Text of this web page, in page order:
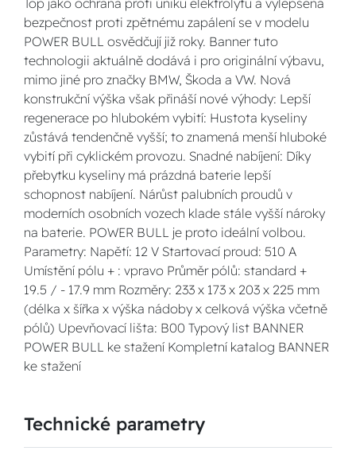
Top jako ochrana proti úniku elektrolytu a vylepšená
bezpečnost proti zpětnému zapálení se v modelu
POWER BULL osvědčují již roky. Banner tuto
technologii aktuálně dodává i pro originální výbavu,
mimo jiné pro značky BMW, Škoda a VW. Nová
konstrukční výška však přináší nové výhody: Lepší
regenerace po hlubokém vybití: Hustota kyseliny
zůstává tendenčně vyšší; to znamená menší hluboké
vybití při cyklickém provozu. Snadné nabíjení: Díky
přebytku kyseliny má prázdná baterie lepší
schopnost nabíjení. Nárůst palubních proudů v
moderních osobních vozech klade stále vyšší nároky
na baterie. POWER BULL je proto ideální volbou.
Parametry: Napětí: 12 V Startovací proud: 510 A
Umístění pólu + : vpravo Průměr pólů: standard +
19.5 / - 17.9 mm Rozměry: 233 x 173 x 203 x 225 mm
(délka x šířka x výška nádoby x celková výška včetně
pólů) Upevňovací lišta: B00 Typový list BANNER
POWER BULL ke stažení Kompletní katalog BANNER
ke stažení
Technické parametry